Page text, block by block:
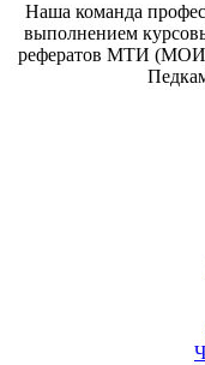
Наша команда
выполнением
рефератов МТИ